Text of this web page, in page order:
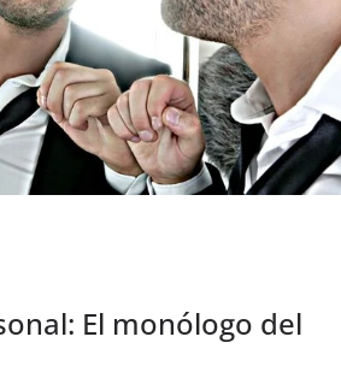
El monólogo del